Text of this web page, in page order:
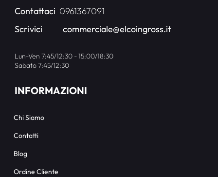
Contattaci 0961367091
Scrivici
commerciale@elcoingross.it
Lun-Ven 7:45/12:30 - 15:00/18:30
Sabato 7:45/12:30
INFORMAZIONI
Chi Siamo
Contatti
Blog
Ordine Cliente